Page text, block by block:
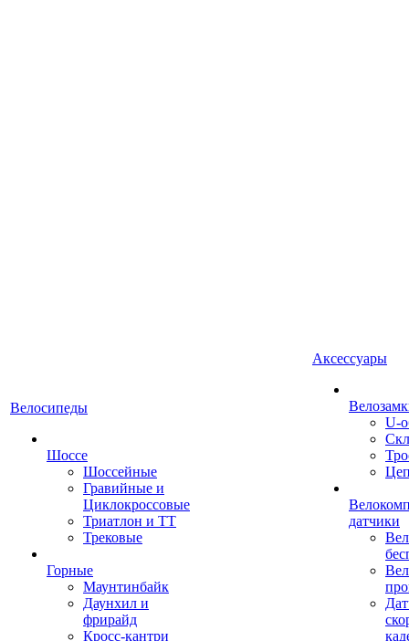
Велосипеды
Шоссе
Шоссейные
Гравийные и
Циклокроссовые
Триатлон и ТТ
Трековые
Горные
Маунтинбайк
Даунхил и
фрирайд
Кросс-кантри
Аксессуары
U-
датчики